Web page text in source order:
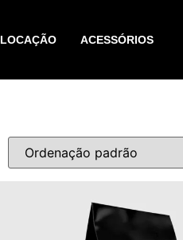
LOCAÇÃO ACESSÓRIOS